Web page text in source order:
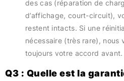
des cas (réparation de
d’affichage, court-circuit),
restent intacts. Si une
nécessaire (très rare), nous
toujours votre accord avant.
Q3 : Quelle est la